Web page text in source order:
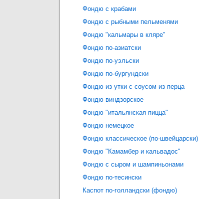
Фондю с крабами
Фондю с рыбными пельменями
Фондю "кальмары в кляре"
Фондю по-азиатски
Фондю по-уэльски
Фондю по-бургундски
Фондю из утки с соусом из перца
Фондю виндзорское
Фондю "итальянская пицца"
Фондю немецкое
Фондю классическое (по-швейцарски)
Фондю "Камамбер и кальвадос"
Фондю с сыром и шампиньонами
Фондю по-тесински
Каспот по-голландски (фондю)